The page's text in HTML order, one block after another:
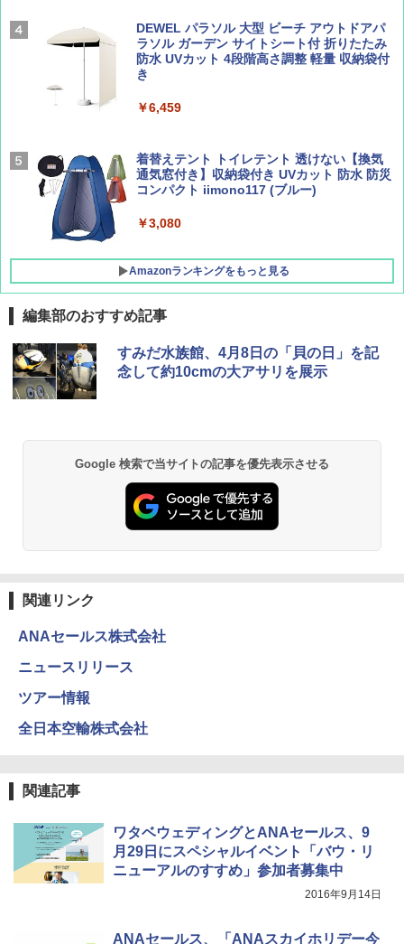
AIRLINE（エアライン）2026年9月号【特
集】ボーイング110周年を祝して！
￥1,760
A09 地球の歩き方 イタリア 2026～2027 地
球の歩き方A ヨーロッパ
￥2,479
広げるだけ パッとサッとテント ブラックコ
ーティング フルクローズ メッシュ 3-4人用
簡単設置 ポップアップテント エクルベージ
ュ(BC仕様) PATC-150B(EB)
￥9,990
[キャンパーズコレクション 山善] 傘みたいに
広げるだけ パッとサッとテント キューブワ
イド ブラックコーティング フルクローズ メ
ATCW-150B エクルベージュ
DEWEL パラソル 大型 ビーチ アウトドアパ
ラソル ガーデン サイトシート付 折りたたみ
防水 UVカット 4段階高さ調整 軽量 収納袋付
き
￥6,459
着替えテント トイレテント 透けない【換気
通気窓付き】収納袋付き UVカット 防水 防災
コンパクト iimono117 (ブルー)
￥3,080
Amazonランキングをもっと見る
編集部のおすすめ記事
すみだ水族館、4月8日の「貝の日」を記
念して約10cmの大アサリを展示
Google 検索で当サイトの記事を優先表示させる
関連リンク
ANAセールス株式会社
ニュースリリース
ツアー情報
全日本空輸株式会社
関連記事
ワタベウェディングとANAセールス、9
月29日にスペシャルイベント「バウ・リ
ニューアルのすすめ」参加者募集中
2016年9月14日
ANAセールス、「ANAスカイホリデー今